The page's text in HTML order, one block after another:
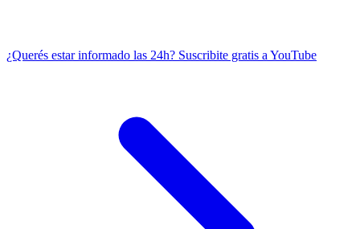
¿Querés estar informado las 24h? Suscribite gratis a YouTube